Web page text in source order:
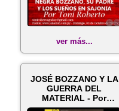
ver más...
JOSÉ BOZZANO Y LA
GUERRA DEL
MATERIAL - Por
BERNARDO NERI